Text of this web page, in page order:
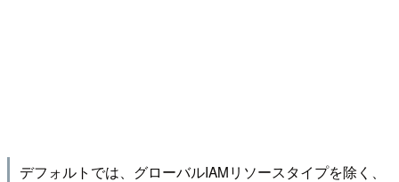
デフォルトでは、グローバルIAMリソースタイプを除く、